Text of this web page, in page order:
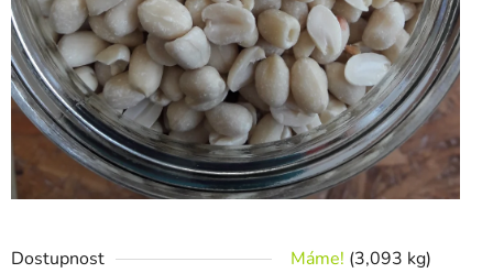
Dostupnost Máme! (3,093 kg)